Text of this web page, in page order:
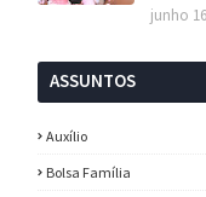
junho
ASSUNTOS
Auxílio
Bolsa Família